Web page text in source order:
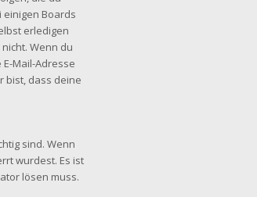
einigen Boards
erledigen
Wenn du
Mail-Adresse
bist, dass deine
sind. Wenn
wurdest. Es ist
lösen muss.